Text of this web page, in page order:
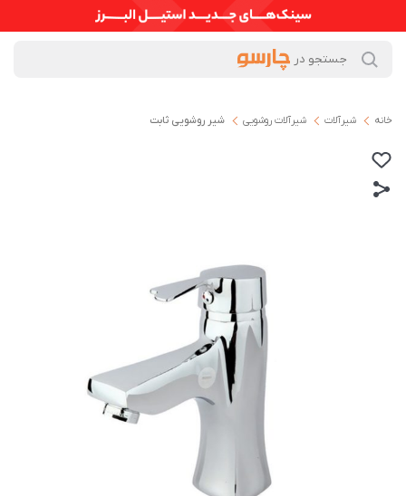
خانه شیرآلات شیرآلات روشویی شیر روشویی ثابت